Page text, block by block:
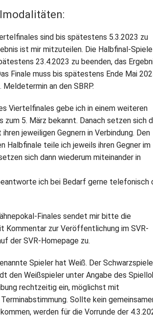
sind bis spätestens 5.3.2023 zu
ist mir mitzuteilen. Die Halbfinal-
23.4.2023 zu beenden, das
Finale muss bis spätestens Ende Mai
an den SBRP.
Viertelfinales gebe ich in einem weiteren
zum 5. März bekannt. Danach setzen sich
jeweiligen Gegnern in Verbindung. Den
Halbfinale teile ich jeweils ihren Gegner im
sich dann wiederum miteinander in
ich bei Bedarf gerne telefonisch
Finales sendet mir bitte die
Kommentar zur Veröffentlichung im SVR-
der SVR-Homepage zu.
Spieler hat Weiß. Der
den Weißspieler unter Angabe des
rechtzeitig ein, möglichst mit
Sollte kein
werden für die Vorrunde der